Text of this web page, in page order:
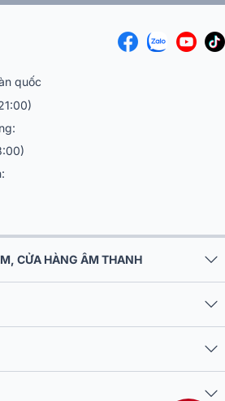
quốc
CỬA HÀNG ÂM THANH